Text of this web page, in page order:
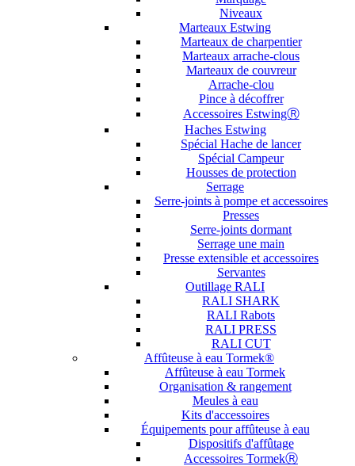
Niveaux
Marteaux Estwing
Marteaux de charpentier
Marteaux arrache-clous
Marteaux de couvreur
Arrache-clou
Pince à décoffrer
Accessoires EstwingⓇ
Haches Estwing
Spécial Hache de lancer
Spécial Campeur
Housses de protection
Serrage
Serre-joints à pompe et accessoires
Presses
Serre-joints dormant
Serrage une main
Presse extensible et accessoires
Servantes
Outillage RALI
RALI SHARK
RALI Rabots
RALI PRESS
RALI CUT
Affûteuse à eau Tormek®
Affûteuse à eau Tormek
Organisation & rangement
Meules à eau
Kits d'accessoires
Équipements pour affûteuse à eau
Dispositifs d'affûtage
Accessoires TormekⓇ